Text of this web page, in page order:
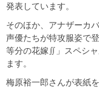
発表しています。
そのほか、アナザーカ
声優たちが特攻服姿で
等分の花嫁∬」スペシ
ます。
梅原裕一郎さんが表紙